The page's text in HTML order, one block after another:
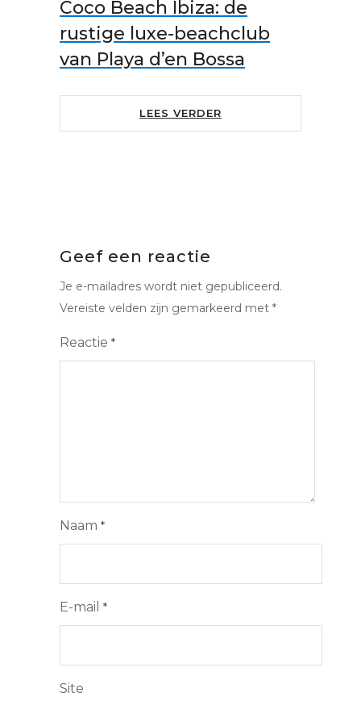
Coco Beach Ibiza: de
rustige luxe-beachclub
van Playa d’en Bossa
LEES VERDER
Geef een reactie
Je e-mailadres wordt niet gepubliceerd.
Vereiste velden zijn gemarkeerd met *
Reactie *
Naam *
E-mail *
Site